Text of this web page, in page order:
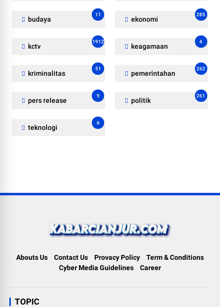
budaya
11
ekonomi
285
kctv
1912
keagamaan
4
kriminalitas
51
pemerintahan
262
pers release
9
politik
261
teknologi
6
Abouts Us Contact Us Provacy Policy
Term & Conditions
Cyber Media Guidelines
Career
TOPIC